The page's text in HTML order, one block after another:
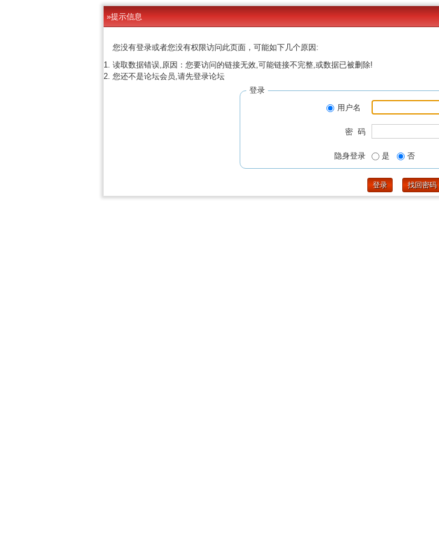
»提示信息
您没有登录或者您没有权限访问此页面，可能如下几个原因:
读取数据错误,原因：您要访问的链接无效,可能链接不完整,或数据已被删除!
您还不是论坛会员,请先登录论坛
登录
用户名
密 码
隐身登录 是 否